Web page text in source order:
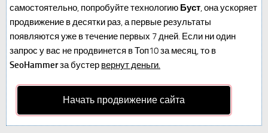
самостоятельно, попробуйте технологию Буст, она ускоряет
продвижение в десятки раз, а первые результаты
появляются уже в течение первых 7 дней. Если ни один
запрос у вас не продвинется в Топ10 за месяц, то в
SeoHammerза бустер вернут деньги.
Начать продвижение сайта